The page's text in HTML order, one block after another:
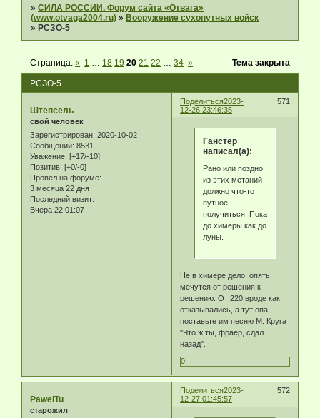
»СИЛА РОССИИ. Форум сайта «Отвага»
(www.otvaga2004.ru) » Вооружение сухопутных войск
» РСЗО-5
РСЗО-5
Страница:« 1 18 19 20 21 22 34 » Тема закрыта
Поделиться 571
2023-
12-26 23:46:35
Штепсель
свой человек
Зарегистрирован: 2020-10-02
Сообщений: 8531
Уважение: [+17/-10]
Позитив: [+0/-0]
Провел на форуме:
3 месяца 22 дня
Последний визит:
Вчера 22:01:07
Ганстер
написал(а):
Рано или поздно
из этих метаний
должно что-то
путное
получиться. Пока
до химеры как до
луны.
Не в химере дело, опять
мечутся от решения к
решению. От 220 вроде как
отказывались, а тут опа,
поставьте им песню М. Круга
"Что ж ты, фраер, сдал
назад".
0
Поделиться 572
2023-
12-27 01:45:57
PawelTu
старожил